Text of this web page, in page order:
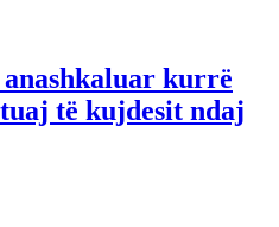
anashkaluar kurrë
të kujdesit ndaj